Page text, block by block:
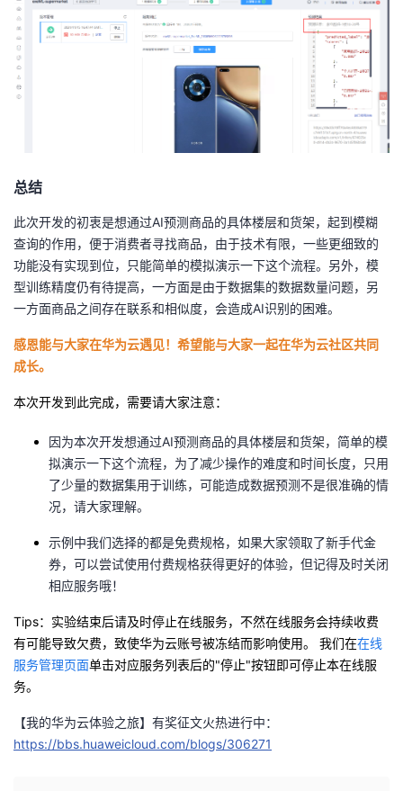
总结
此次开发的初衷是想通过AI预测商品的具体楼层和货架，起到模糊
查询的作用，便于消费者寻找商品，由于技术有限，一些更细致的
功能没有实现到位，只能简单的模拟演示一下这个流程。另外，模
型训练精度仍有待提高，一方面是由于数据集的数据数量问题，另
一方面商品之间存在联系和相似度，会造成AI识别的困难。
感恩能与大家在华为云遇见！ 希望能与大家一起在华为云社区共同
成长。
本次开发到此完成，需要请大家注意：
因为本次开发想通过AI预测商品的具体楼层和货架，简单的模
拟演示一下这个流程， 为了减少操作的难度和时间长度，只用
了少量的数据集用于训练，可能造成数据预测不是很准确的情
况，请大家理解。
示例中我们选择的都是免费规格，如果大家领取了新手代金
券，可以尝试使用付费规格获得更好的体验，但记得及时关闭
相应服务哦！
Tips：实验结束后请及时停止在线服务，不然在线服务会持续收费
有可能导致欠费，致使华为云账号被冻结而影响使用。 我们在在线
服务管理页面单击对应服务列表后的"停止"按钮即可停止本在线服
务。
【我的华为云体验之旅】有奖征文火热进行中：
https://bbs.huaweicloud.com/blogs/306271